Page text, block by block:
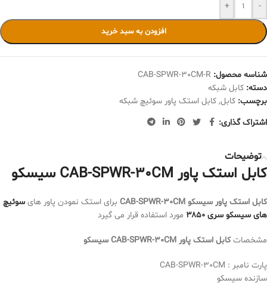
-
+
افزودن به سبد خرید
شناسه محصول: CAB-SPWR-30CM-R
دسته: کابل شبکه
برچسب: کابل, کابل استک پاور سوئیچ شبکه
اشتراک گذاری:
توضیحات
کابل استک پاور CAB-SPWR-30CM سیسکو
کابل استک پاور سیسکو CAB-SPWR-30CM برای استک نمودن پاور های سوئیچ
های سیسکو سری ۳۸۵۰
مورد استفاده قرار می گیرد
مشخصاتکابل استک پاور CAB-SPWR-30CM سیسکو
پارت نامبر : CAB-SPWR-30CM
سازنده سیسکو